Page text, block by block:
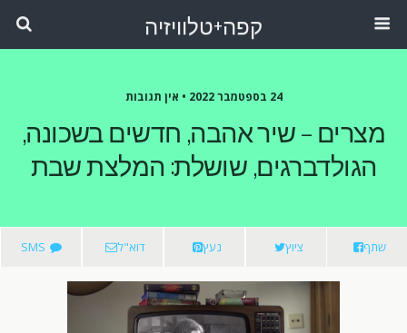
קפה+טלוויזיה
24 בספטמבר 2022 • אין תגובות
מצרים – שיר אהבה, חדשים בשכונה,
הגולדברגים, שושלת: המלצת שבת
שתף ציוץ נעץ דוא"ל SMS